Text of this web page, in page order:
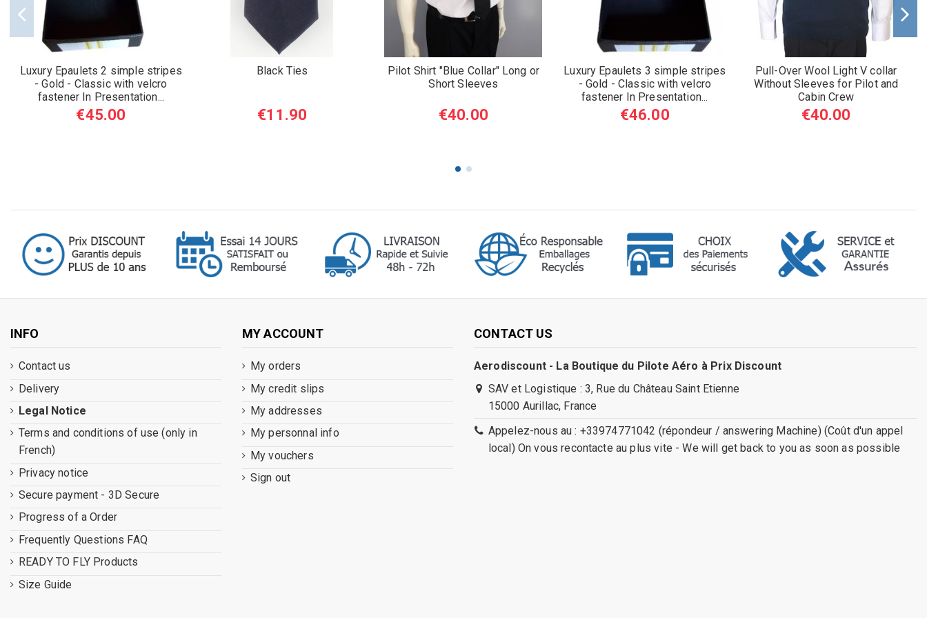
Luxury Epaulets 2 simple stripes
- Gold - Classic with velcro
fastener In Presentation...
€45.00
Black Ties
€11.90
Pilot Shirt "Blue Collar" Long or
Short Sleeves
€40.00
Luxury Epaulets 3 simple stripes
- Gold - Classic with velcro
fastener In Presentation...
€46.00
Pull-Over Wool Light V collar
Without Sleeves for Pilot and
Cabin Crew
€40.00
INFO
Contact us
Delivery
Legal Notice
Terms and conditions of use (only in
French)
Privacy notice
Secure payment - 3D Secure
Progress of a Order
Frequently Questions FAQ
READY TO FLY Products
Size Guide
MY ACCOUNT
My orders
My credit slips
My addresses
My personnal info
My vouchers
Sign out
CONTACT US
Aerodiscount - La Boutique du Pilote Aéro à Prix Discount
SAV et Logistique : 3, Rue du Château Saint Etienne
15000 Aurillac, France
Appelez-nous au : +33974771042 (répondeur / answering Machine) (Coût d'un appel
local) On vous recontacte au plus vite - We will get back to you as soon as possible